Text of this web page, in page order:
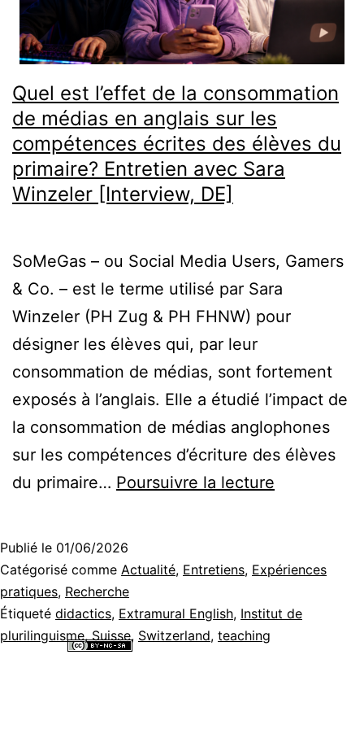
Quel est l’effet de la consommation
de médias en anglais sur les
compétences écrites des élèves du
primaire? Entretien avec Sara
Winzeler [Interview, DE]
SoMeGas – ou Social Media Users, Gamers
& Co. – est le terme utilisé par Sara
Winzeler (PH Zug & PH FHNW) pour
désigner les élèves qui, par leur
consommation de médias, sont fortement
exposés à l’anglais. Elle a étudié l’impact de
la consommation de médias anglophones
sur les compétences d’écriture des élèves
du primaire… Poursuivre la lecture
de
Publié le 01/06/2026
Catégorisé comme Actualité, Entretiens, Expériences
pratiques, Recherche
Étiqueté didactics, Extramural English, Institut de
plurilinguisme, Suisse, Switzerland, teaching